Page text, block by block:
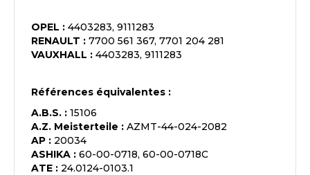
OPEL : 4403283, 9111283
RENAULT : 7700 561 367, 7701 204 281
VAUXHALL : 4403283, 9111283
Références équivalentes :
A.B.S. : 15106
A.Z. Meisterteile : AZMT-44-024-2082
AP : 20034
ASHIKA : 60-00-0718, 60-00-0718C
ATE : 24.0124-0103.1